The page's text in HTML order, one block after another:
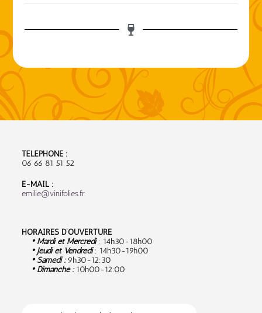
TÉLÉPHONE :
06 66 81 51 52
E-MAIL :
emilie@vinifolies.fr
HORAIRES D’OUVERTURE
• Mardi et Mercredi: 14h30-18h00
• Jeudi et Vendredi: 14h30-19h00
• Samedi :9h30-12:30
• Dimanche :10h00-12:00